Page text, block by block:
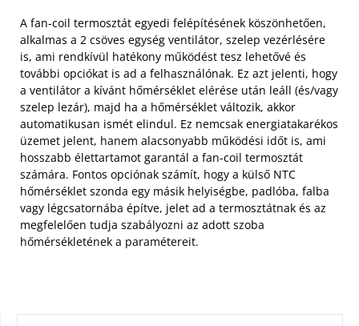
A fan-coil termosztát egyedi felépítésének köszönhetően,
alkalmas a 2 csöves egység ventilátor, szelep vezérlésére
is, ami rendkívül hatékony működést tesz lehetővé és
további opciókat is ad a felhasználónak. Ez azt jelenti, hogy
a ventilátor a kívánt hőmérséklet elérése után leáll (és/vagy
szelep lezár), majd ha a hőmérséklet változik, akkor
automatikusan ismét elindul. Ez nemcsak energiatakarékos
üzemet jelent, hanem alacsonyabb működési időt is, ami
hosszabb élettartamot garantál a fan-coil termosztát
számára. Fontos opciónak számít, hogy a külső NTC
hőmérséklet szonda egy másik helyiségbe, padlóba, falba
vagy légcsatornába építve, jelet ad a termosztátnak és az
megfelelően tudja szabályozni az adott szoba
hőmérsékletének a paramétereit.